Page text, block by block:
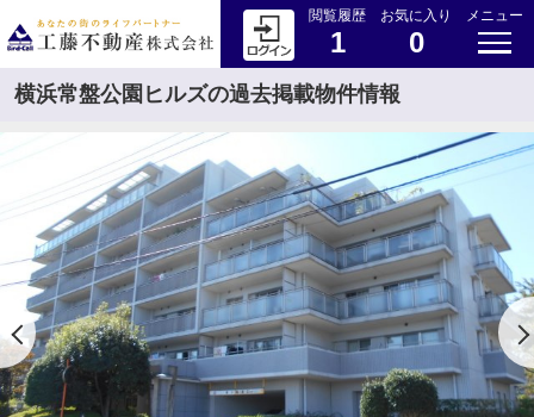
閲覧履歴
1
お気に入り
0
メニュー
横浜常盤公園ヒルズの過去掲載物件情報